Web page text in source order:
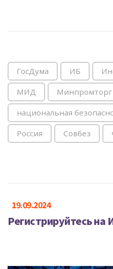
ГосДума ИБ
МИД Минпромторг
национальная
Россия Совбез
19.09.2024
Регистрируйтесь